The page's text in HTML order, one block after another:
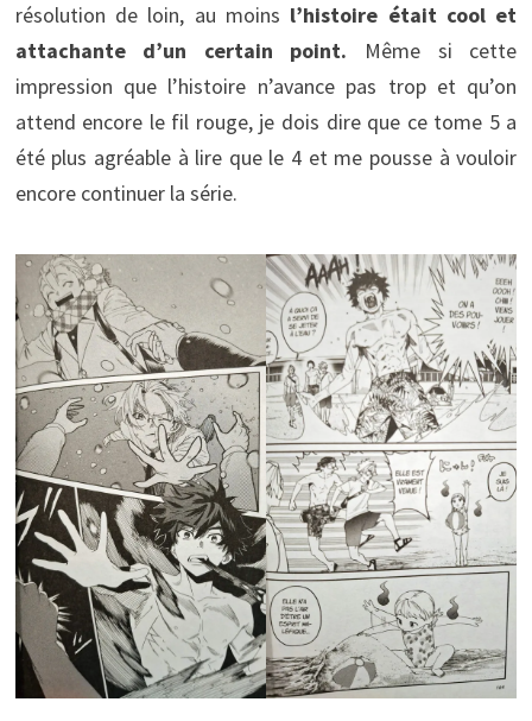
résolution de loin, au moins l’histoire était cool et
attachante d’un certain point. Même si cette
impression que l’histoire n’avance pas trop et qu’on
attend encore le fil rouge, je dois dire que ce tome 5 a
été plus agréable à lire que le 4 et me pousse à vouloir
encore continuer la série.